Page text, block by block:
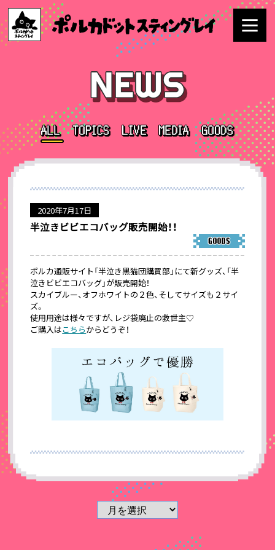
2020年7月17日
半泣きビビエコバッグ販売開始！！
ポルカ通販サイト「半泣き黒猫団購買部」にて新グッズ、「半
泣きビビエコバッグ」が販売開始！
スカイブルー、オフホワイトの２色、そしてサイズも２サイ
ズ。
使用用途は様々ですが、レジ袋廃止の救世主♡
ご購入はこちらからどうぞ！